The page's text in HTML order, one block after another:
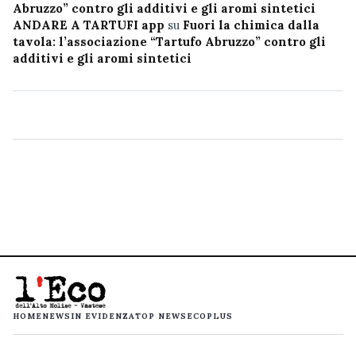
Abruzzo” contro gli additivi e gli aromi sintetici
ANDARE A TARTUFI app su Fuori la chimica dalla
tavola: l’associazione “Tartufo Abruzzo” contro gli
additivi e gli aromi sintetici
HOMENEWS IN EVIDENZATOP NEWS ECOPLUS